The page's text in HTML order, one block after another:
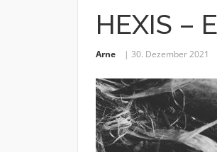
HEXIS –
Arne 30. Dezember 2021